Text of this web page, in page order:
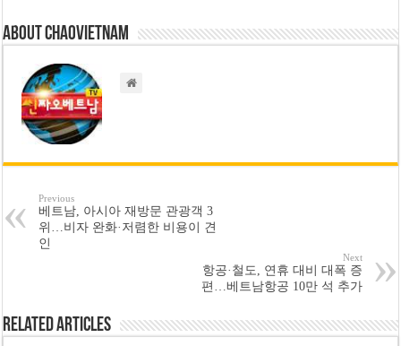
About chaovietnam
Previous
베트남, 아시아 재방문 관광객 3
위…비자 완화·저렴한 비용이 견
인
Next
항공·철도, 연휴 대비 대폭 증
편…베트남항공 10만 석 추가
Related Articles